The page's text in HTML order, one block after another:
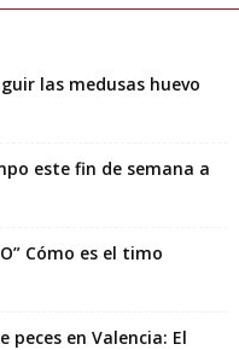
las medusas huevo
este fin de semana a
Cómo es el timo
peces en Valencia: El